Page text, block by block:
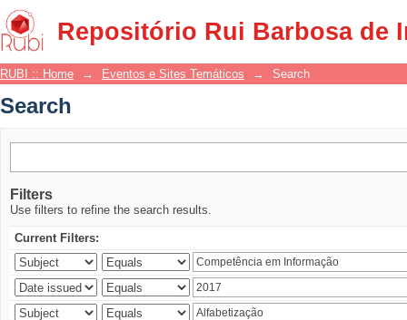
Repositório Rui Barbosa de
Search
RUBI :: Home → Eventos e Sites Temáticos → Search
Search
Filters
Use filters to refine the search results.
Current Filters: